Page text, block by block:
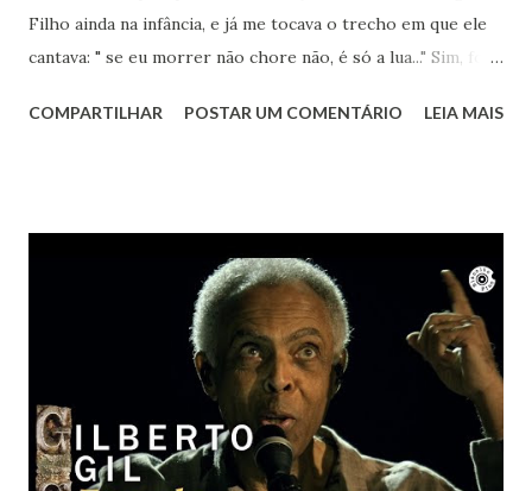
Filho ainda na infância, e já me tocava o trecho em que ele
cantava: " se eu morrer não chore não, é só a lua..." Sim, foi a
obra. Achei este registro de 2023, num dia que essa música
Cabelo". Vai em paz Lô... Obrigada por tanto.
COMPARTILHAR POSTAR UM COMENTÁRIO LEIA MAIS